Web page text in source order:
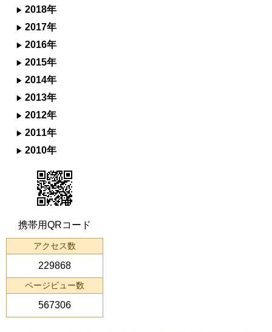
2018年
2017年
2016年
2015年
2014年
2013年
2012年
2011年
2010年
携帯用QRコード
アクセス数
229868
ページビュー数
567306